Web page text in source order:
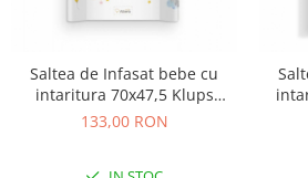
Dulap si cutii depozitare jucarii
Fotolii copii
Lampi de veghe
Mobilier Birou
Sac de dormit copii
Saltea de Infasat bebe cu
intaritura 70x47,5 Klups
Dream World C007
133,00 RON